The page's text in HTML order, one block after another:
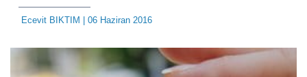
Ecevit BIKTIM | 06 Haziran 2016